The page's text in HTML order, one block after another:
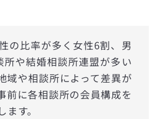
の比率が多く女性6割、男
所や結婚相談所連盟が多い
域や相談所によって差異が
前に各相談所の会員構成を
す。